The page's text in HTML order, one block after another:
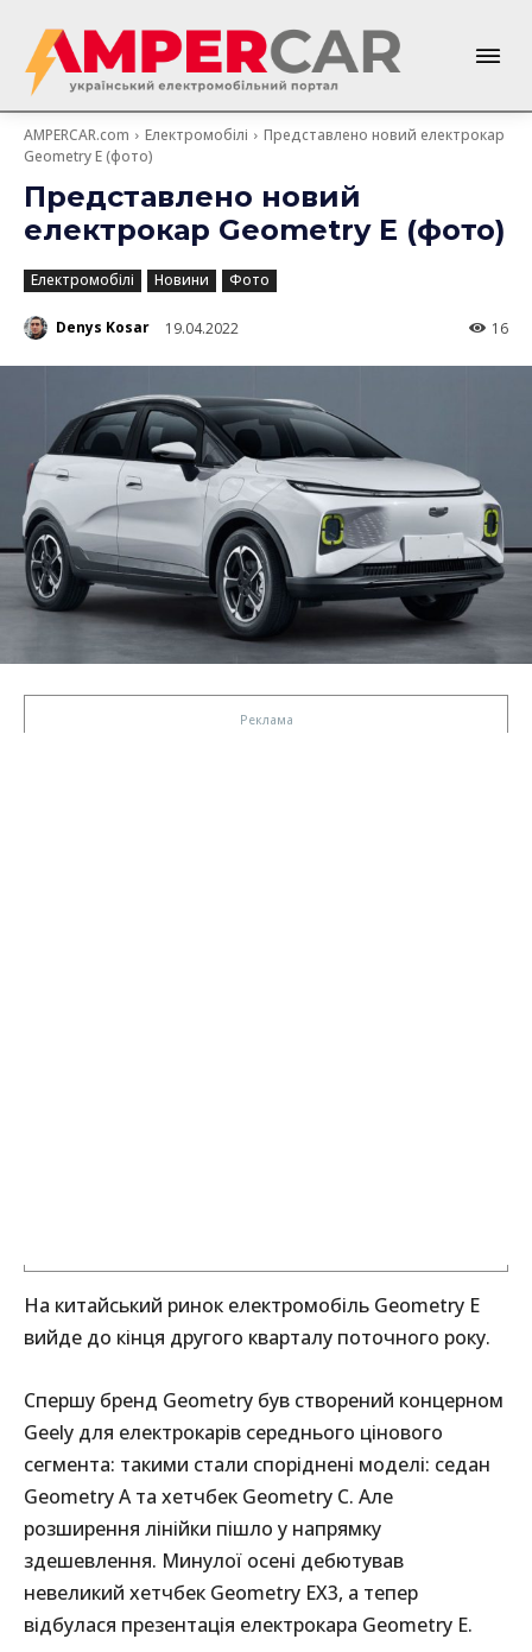
AMPERCAR.com Електромобілі
Представлено новий електрокар
Geometry E (фото)
Представлено новий
електрокар Geometry E (фото)
Електромобілі Новини Фото
Denys Kosar 19.04.2022 16
На китайський ринок електромобіль Geometry E
вийде до кінця другого кварталу поточного року.
Спершу бренд Geometry був створений концерном
Geely для електрокарів середнього цінового
сегмента: такими стали споріднені моделі: седан
Geometry A та хетчбек Geometry C. Але
розширення лінійки пішло у напрямку
здешевлення. Минулої осені дебютував
невеликий хетчбек Geometry EX3, а тепер
відбулася презентація електрокара Geometry E.